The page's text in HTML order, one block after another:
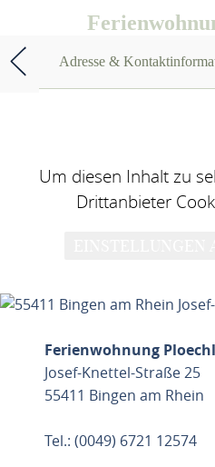
Adresse &
Um diesen Inhalt zu
Drittanbieter
Ferienwohnung Ploechl
Josef-Knettel-Straße 25
55411 Bingen am Rhein
Tel.: (0049) 6721 12574